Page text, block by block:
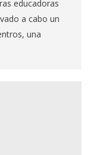
educadoras
a cabo un
una